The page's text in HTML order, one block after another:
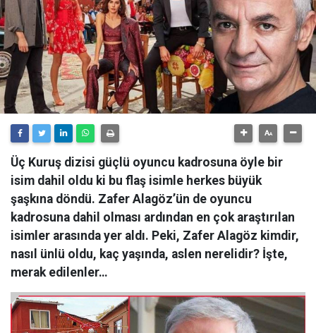
Üç Kuruş dizisi güçlü oyuncu kadrosuna öyle bir
isim dahil oldu ki bu flaş isimle herkes büyük
şaşkına döndü. Zafer Alagöz’ün de oyuncu
kadrosuna dahil olması ardından en çok araştırılan
isimler arasında yer aldı. Peki, Zafer Alagöz kimdir,
nasıl ünlü oldu, kaç yaşında, aslen nerelidir? İşte,
merak edilenler…